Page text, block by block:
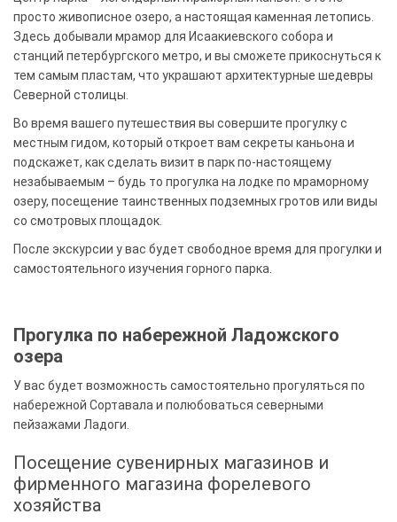
просто живописное озеро, а настоящая каменная летопись.
Здесь добывали мрамор для Исаакиевского собора и
станций петербургского метро, и вы сможете прикоснуться к
тем самым пластам, что украшают архитектурные шедевры
Северной столицы.
Во время вашего путешествия вы совершите прогулку с
местным гидом, который откроет вам секреты каньона и
подскажет, как сделать визит в парк по-настоящему
незабываемым – будь то прогулка на лодке по мраморному
озеру, посещение таинственных подземных гротов или виды
со смотровых площадок.
После экскурсии у вас будет свободное время для прогулки и
самостоятельного изучения горного парка.
Прогулка по набережной Ладожского
озера
У вас будет возможность самостоятельно прогуляться по
набережной Сортавала и полюбоваться северными
пейзажами Ладоги.
Посещение сувенирных магазинов и
фирменного магазина форелевого
хозяйства